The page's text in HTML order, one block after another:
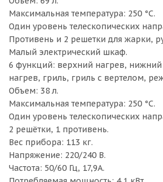
Максимальная температура: 250 °С.
Один уровень телескопических
Противень и 2 решетки для жарки,
Малый электрический шкаф.
6 функций: верхний нагрев, нижний
нагрев, гриль, гриль с вертелом,
Объем: 38 л.
Максимальная температура: 250 °С.
Один уровень телескопических
2 решётки, 1 противень.
Вес прибора: 113 кг.
Напряжение: 220/240 В.
Частота: 50/60 Гц, 17,9А.